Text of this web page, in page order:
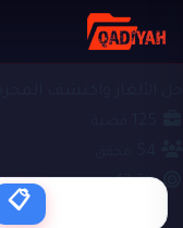
ملفات التحقيق
43.3%
📋